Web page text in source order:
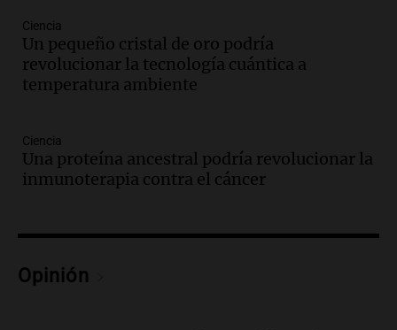
Episodios
Audio.El orgullo y el sueño argentino de
Jorge Messi en una entrevista con Rony
Episodios
Audio.El abuelo de Agostina Vega, tras
Una mañana para todos
Audio.
Ciencia
Un pequeño cristal de oro podría
revolucionar la tecnología cuántica a
temperatura ambiente
Ciencia
Una proteína ancestral podría revolucionar la
inmunoterapia contra el cáncer
Opinión